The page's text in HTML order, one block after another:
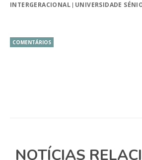
INTERGERACIONAL UNIVERSIDADE
COMENTÁRIOS
NOTÍCIAS